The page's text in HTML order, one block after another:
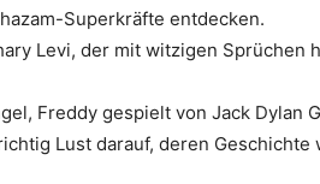
Superkräfte entdecken.
Levi, der mit witzigen
Freddy gespielt von Jack Dylan
Lust darauf, deren